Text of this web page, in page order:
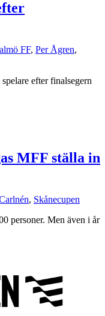
FF, Per Ågren,
efter finalsegern
MFF ställa in
, Skånecupen
personer. Men även i år